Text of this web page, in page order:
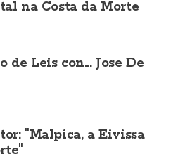
na Costa da Morte
Leis con... Jose De
"Malpica, a Eivissa